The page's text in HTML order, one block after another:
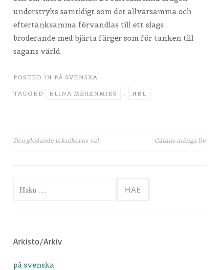
understryks samtidigt som det allvarsamma och
eftertänksamma förvandlas till ett slags
broderande med bjärta färger som för tanken till
sagans värld.
POSTED IN PÅ SVENSKA
TAGGED ELINA MERENMIES , HBL
Artikkelien
Den glödande teknikerns val Gåtans många liv
Haku:
Arkisto/Arkiv
på svenska